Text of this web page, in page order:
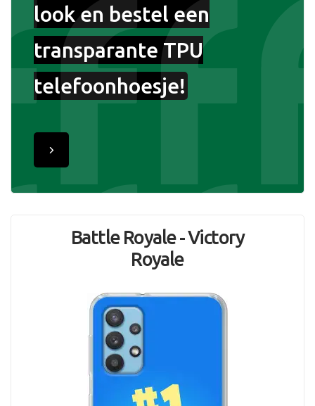
look en bestel een
transparante TPU
telefoonhoesje!
Battle Royale - Victory
Royale